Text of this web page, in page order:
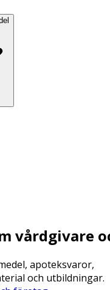
vårdgivare
apoteksvaror,
och utbildningar.